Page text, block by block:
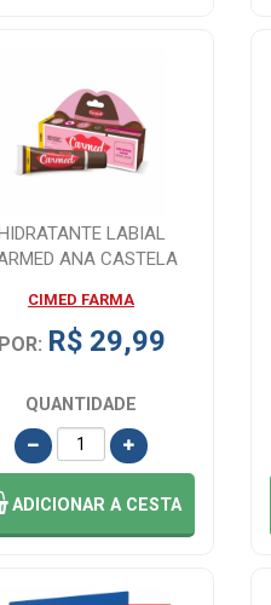
HIDRATANTE LABIAL
ANA CASTELA
CIMED FARMA
POR: R$ 29,99
QUANTIDADE
ADICIONAR A CESTA